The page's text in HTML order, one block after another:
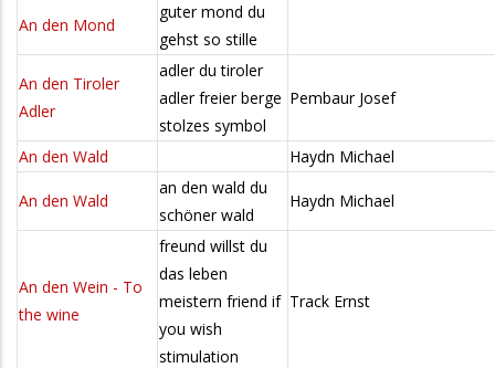
An den Mond
guter mond du
gehst so stille
An den Tiroler
Adler
adler du tiroler
adler freier berge
stolzes symbol
Pembaur Josef
An den Wald Haydn Michael
An den Wald
an den wald du
schöner wald
Haydn Michael
An den Wein - To
the wine
freund willst du
das leben
meistern friend if
you wish
stimulation
Track Ernst